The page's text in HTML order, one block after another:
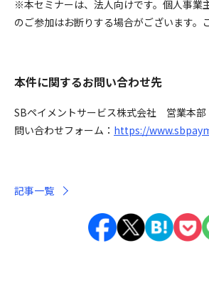
※本セミナーは、法人向けです。個人事業
のご参加はお断りする場合がございます。
本件に関するお問い合わせ先
SBペイメントサービス株式会社 営業本部
問い合わせフォーム： https://
記事一覧